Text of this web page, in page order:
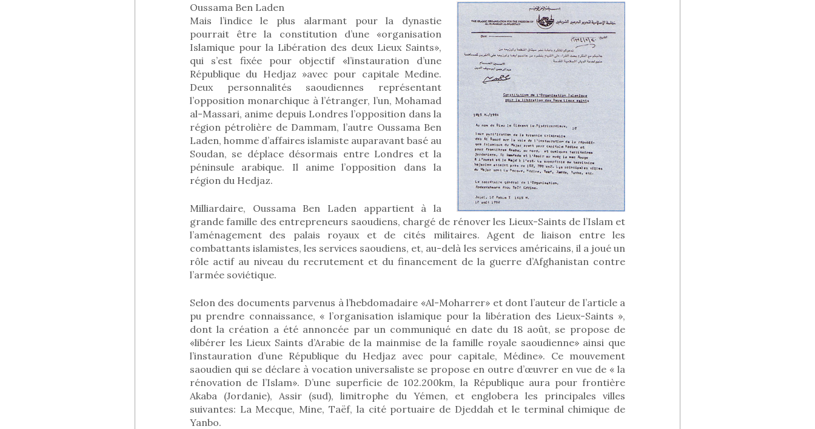
Oussama Ben Laden
Mais l’indice le plus alarmant pour la dynastie
pourrait être la constitution d’une «organisation
Islamique pour la Libération des deux Lieux Saints»,
qui s’est fixée pour objectif «l’instauration d’une
République du Hedjaz »avec pour capitale Medine.
Deux personnalités saoudiennes représentant
l’opposition monarchique à l’étranger, l’un, Mohamad
al-Massari, anime depuis Londres l’opposition dans la
région pétrolière de Dammam, l’autre Oussama Ben
Laden, homme d’affaires islamiste auparavant basé au
Soudan, se déplace désormais entre Londres et la
péninsule arabique. Il anime l’opposition dans la
région du Hedjaz.
Milliardaire, Oussama Ben Laden appartient à la
grande famille des entrepreneurs saoudiens, chargé de rénover les Lieux-Saints de l’Islam et
l’aménagement des palais royaux et de cités militaires. Agent de liaison entre les
combattants islamistes, les services saoudiens, et, au-delà les services américains, il a joué un
rôle actif au niveau du recrutement et du financement de la guerre d’Afghanistan contre
l’armée soviétique.
Selon des documents parvenus à l’hebdomadaire «Al-Moharrer» et dont l’auteur de l’article a
pu prendre connaissance, « l’organisation islamique pour la libération des Lieux-Saints »,
dont la création a été annoncée par un communiqué en date du 18 août, se propose de
«libérer les Lieux Saints d’Arabie de la mainmise de la famille royale saoudienne» ainsi que
l’instauration d’une République du Hedjaz avec pour capitale, Médine». Ce mouvement
saoudien qui se déclare à vocation universaliste se propose en outre d’œuvrer en vue de « la
rénovation de l’Islam». D’une superficie de 102.200km, la République aura pour frontière
Akaba (Jordanie), Assir (sud), limitrophe du Yémen, et englobera les principales villes
suivantes: La Mecque, Mine, Taëf, la cité portuaire de Djeddah et le terminal chimique de
Yanbo.